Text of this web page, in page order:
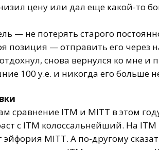
цену или дал еще какой-то
— не потерять старого
позиция — отправить его через
снова вернулся ко мне
100 у.е. и никогда его больше
сравнение ITM и MITT в этом
с ITM колоссальнейший. На
эйфория MITT. А по-другому